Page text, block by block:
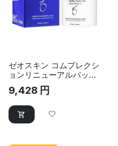
ゼオスキン コムプレクシ
ョンリニューアルパッド
60パッド｜パッド
9,428 円